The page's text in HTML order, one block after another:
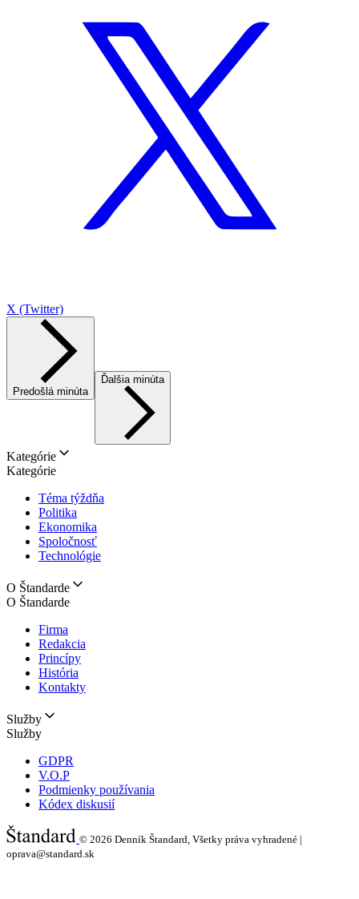
X (Twitter)
Predošlá minúta
Ďalšia minúta
Kategórie
Kategórie
Téma týždňa
Politika
Ekonomika
Spoločnosť
Technológie
O Štandarde
O Štandarde
Firma
Redakcia
Princípy
História
Kontakty
Služby
Služby
GDPR
V.O.P
Podmienky používania
Kódex diskusií
© 2026 Denník Štandard, Všetky práva vyhradené |
oprava@standard.sk